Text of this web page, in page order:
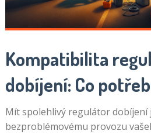
Kompatibilita
dobíjení: Co
Mít spolehlivý regulátor dobíjení
bezproblémovému provozu